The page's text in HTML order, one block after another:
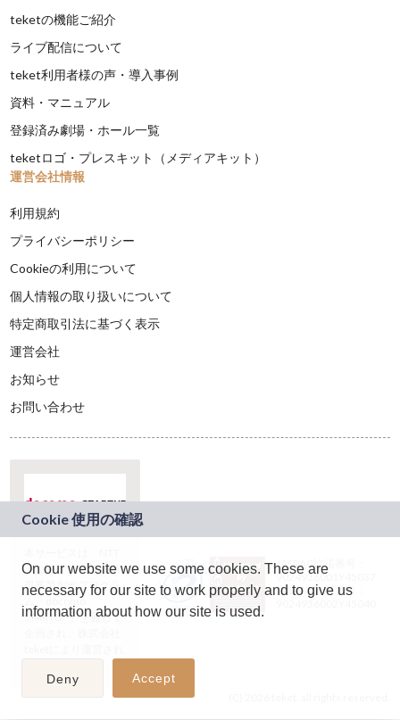
teketの機能ご紹介
ライブ配信について
teket利用者様の声・導入事例
資料・マニュアル
登録済み劇場・ホール一覧
teketロゴ・プレスキット（メディアキット）
運営会社情報
利用規約
プライバシーポリシー
Cookieの利用について
個人情報の取り扱いについて
特定商取引法に基づく表示
運営会社
お知らせ
お問い合わせ
ドコモグループの新
規事業創出プログラ
ム「docomo
STARTUP」を通じて
JASRAC許諾番号：
9024936001Y45037
JASRAC許諾番号：
On our website we use some cookies. These are
necessary for our site to work properly and to give us
information about how our site is used.
Deny Accept